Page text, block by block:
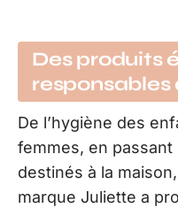
Des produits
responsables
De l’hygiène des
femmes, en
destinés à la
marque Juliette a